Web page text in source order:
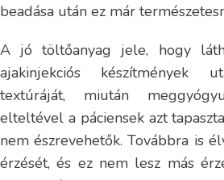
beadása után ez már
A jó töltőanyag jele, hogy
ajakinjekciós készítmények
textúráját, miután
elteltével a páciensek azt
nem észrevehetők. Továbbra is
érzését, és ez nem lesz más